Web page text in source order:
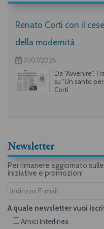
Renato Corti con il
della modernità
31/07/2026
Da "Avvenire",
su "Un santo
Corti
Newsletter
Per rimanere aggiornato
iniziative e promozioni
A quale newsletter vuoi
Amici Interlinea